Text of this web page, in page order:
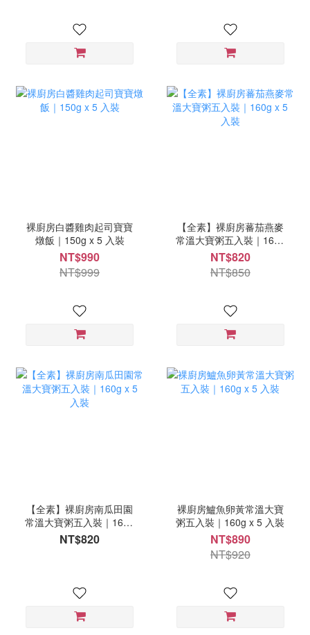
裸廚房白醬雞肉起司寶寶
燉飯｜150g x 5 入裝
NT$990
NT$999
【全素】裸廚房蕃茄燕麥
常溫大寶粥五入裝｜160g
x 5 入裝
NT$820
NT$850
【全素】裸廚房南瓜田園
常溫大寶粥五入裝｜160g
x 5 入裝
NT$820
裸廚房鱸魚卵黃常溫大寶
粥五入裝｜160g x 5 入裝
NT$890
NT$920